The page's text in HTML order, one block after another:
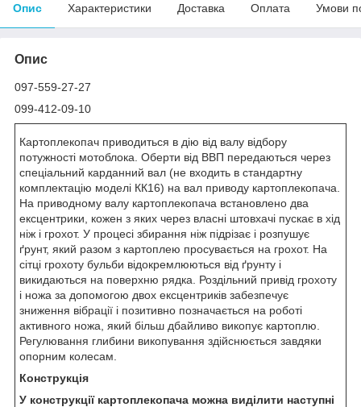
Опис Характеристики Доставка Оплата Умови
Опис
097-559-27-27
099-412-09-10
Картоплекопач приводиться в дію від валу відбору
потужності мотоблока. Оберти від ВВП передаються через
спеціальний карданний вал (не входить в стандартну
комплектацію моделі КК16) на вал приводу картоплекопача.
На приводному валу картоплекопача встановлено два
ексцентрики, кожен з яких через власні штовхачі пускає в хід
ніж і грохот. У процесі збирання ніж підрізає і розпушує
ґрунт, який разом з картоплею просувається на грохот. На
сітці грохоту бульби відокремлюються від ґрунту і
викидаються на поверхню рядка. Роздільний привід грохоту
і ножа за допомогою двох ексцентриків забезпечує
зниження вібрації і позитивно позначається на роботі
активного ножа, який більш дбайливо викопує картоплю.
Регулювання глибини викопування здійснюється завдяки
опорним колесам.
Конструкція
У конструкції картоплекопача можна виділити наступні